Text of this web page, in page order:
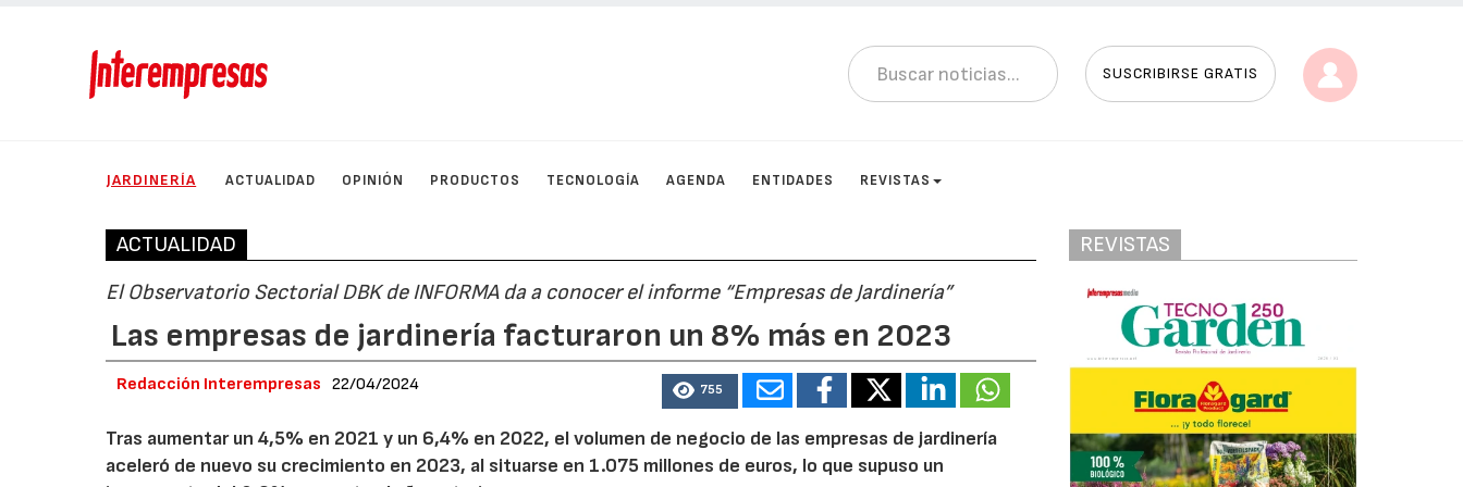
SUSCRIBIRSE GRATIS
JARDINERÍA ACTUALIDAD OPINIÓN PRODUCTOS TECNOLOGÍA AGENDA ENTIDADES REVISTAS
ACTUALIDAD
El Observatorio Sectorial DBK de INFORMA da a conocer el informe “Empresas de Jardinería”
Las empresas de jardinería facturaron un 8% más en 2023
Redacción Interempresas 22/04/2024 755
Tras aumentar un 4,5% en 2021 y un 6,4% en 2022, el volumen de negocio de las empresas de jardinería
aceleró de nuevo su crecimiento en 2023, al situarse en 1.075 millones de euros, lo que supuso un
REVISTAS